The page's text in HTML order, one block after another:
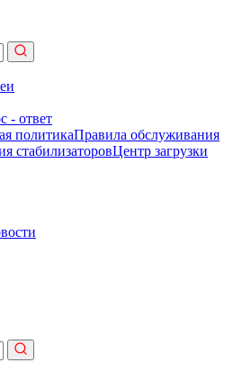
- ответ
политикаПравила обслуживания
стабилизаторовЦентр загрузки